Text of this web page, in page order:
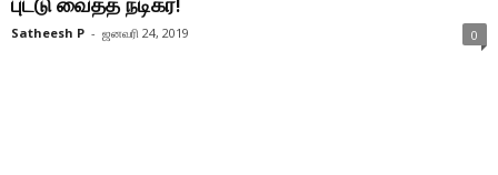
Satheesh P - ஜனவரி 24, 2019 0